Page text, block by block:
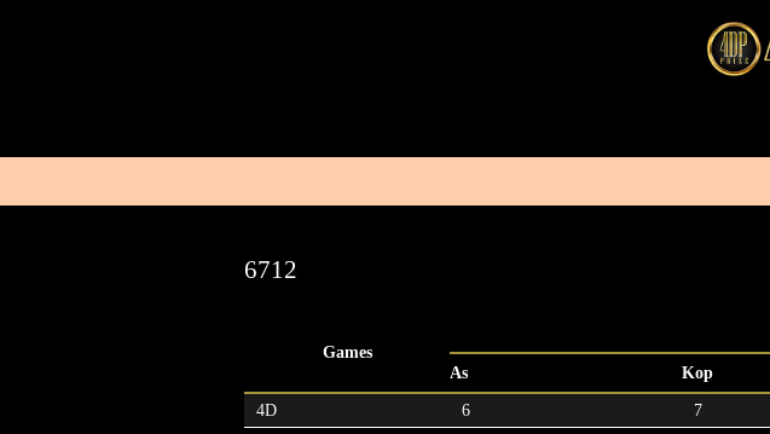
6712
Games
As Kop
4D 6 7